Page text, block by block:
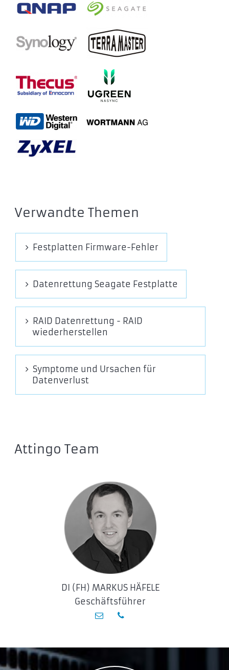
Verwandte Themen
Festplatten Firmware-Fehler
Datenrettung Seagate Festplatte
RAID Datenrettung - RAID
wiederherstellen
Symptome und Ursachen für
Datenverlust
Attingo Team
DI (FH) MARKUS HÄFELE
Geschäftsführer